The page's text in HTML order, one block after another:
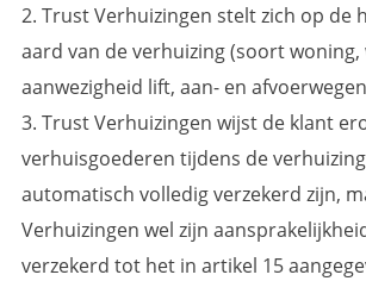
2. Trust Verhuizingen stelt zich op de
aard van de verhuizing (soort
aanwezigheid lift, aan- en
3. Trust Verhuizingen wijst de klant
verhuisgoederen tijdens de
automatisch volledig verzekerd zijn,
Verhuizingen wel zijn
verzekerd tot het in artikel 15